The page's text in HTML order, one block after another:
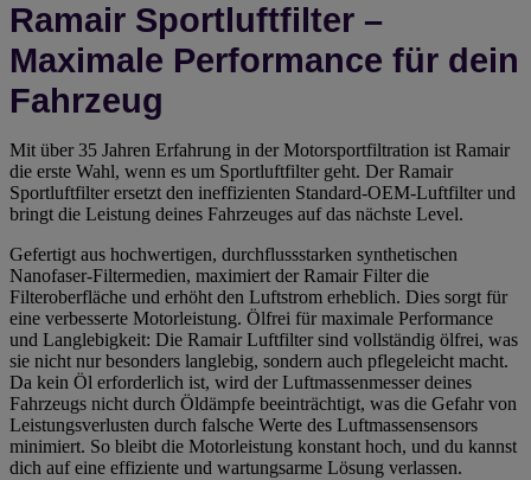
Ramair Sportluftfilter –
Maximale Performance für dein
Fahrzeug
Mit über 35 Jahren Erfahrung in der Motorsportfiltration ist Ramair
die erste Wahl, wenn es um Sportluftfilter geht. Der Ramair
Sportluftfilter ersetzt den ineffizienten Standard-OEM-Luftfilter und
bringt die Leistung deines Fahrzeuges auf das nächste Level.
Gefertigt aus hochwertigen, durchflussstarken synthetischen
Nanofaser-Filtermedien, maximiert der Ramair Filter die
Filteroberfläche und erhöht den Luftstrom erheblich. Dies sorgt für
eine verbesserte Motorleistung. Ölfrei für maximale Performance
und Langlebigkeit: Die Ramair Luftfilter sind vollständig ölfrei, was
sie nicht nur besonders langlebig, sondern auch pflegeleicht macht.
Da kein Öl erforderlich ist, wird der Luftmassenmesser deines
Fahrzeugs nicht durch Öldämpfe beeinträchtigt, was die Gefahr von
Leistungsverlusten durch falsche Werte des Luftmassensensors
minimiert. So bleibt die Motorleistung konstant hoch, und du kannst
dich auf eine effiziente und wartungsarme Lösung verlassen.